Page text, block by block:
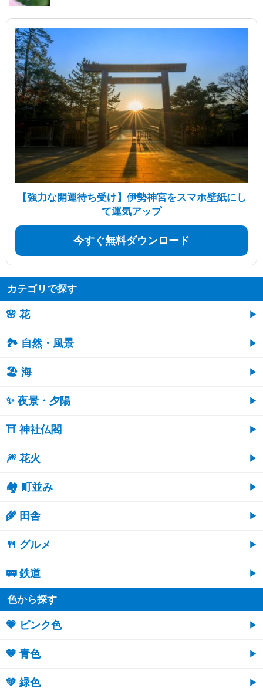
【強力な開運待ち受け】伊勢神宮をスマホ壁紙にし
て運気アップ
今すぐ無料ダウンロード
カテゴリで探す
🌸 花
🏞️ 自然・風景
🏖 海
✨ 夜景・夕陽
⛩ 神社仏閣
🎆 花火
🏘 町並み
🌾 田舎
🍴 グルメ
🚃 鉄道
色から探す
💗 ピンク色
💙 青色
💚 緑色